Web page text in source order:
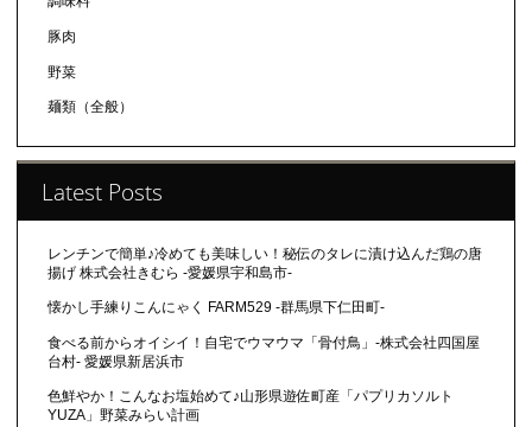
豚肉
野菜
麺類（全般）
Latest Posts
レンチンで簡単♪冷めても美味しい！秘伝のタレに漬け込んだ鶏の唐
揚げ 株式会社きむら -愛媛県宇和島市-
懐かし手練りこんにゃく FARM529 -群馬県下仁田町-
食べる前からオイシイ！自宅でウマウマ「骨付鳥」-株式会社四国屋
台村- 愛媛県新居浜市
色鮮やか！こんなお塩始めて♪山形県遊佐町産「パプリカソルト
YUZA」野菜みらい計画